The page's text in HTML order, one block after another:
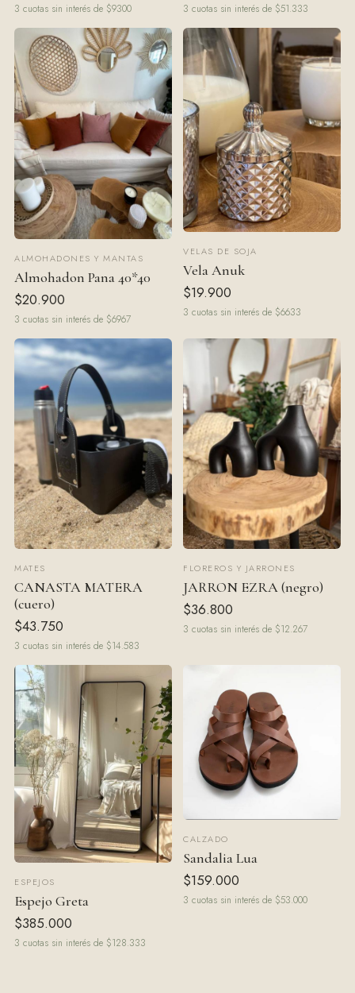
3 cuotas sin interés de $9300 3 cuotas sin interés de $51.333
ALMOHADONES Y MANTAS
Almohadon Pana 40*40
$20.900
3 cuotas sin interés de $6967
VELAS DE SOJA
Vela Anuk
$19.900
3 cuotas sin interés de $6633
MATES
CANASTA MATERA
(cuero)
$43.750
3 cuotas sin interés de $14.583
FLOREROS Y JARRONES
JARRON EZRA (negro)
$36.800
3 cuotas sin interés de $12.267
ESPEJOS
Espejo Greta
$385.000
3 cuotas sin interés de $128.333
CALZADO
Sandalia Lua
$159.000
3 cuotas sin interés de $53.000